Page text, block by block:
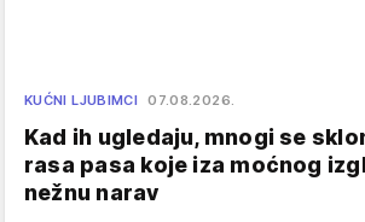
KUĆNI LJUBIMCI 07.08.2026.
Kad ih ugledaju, mnogi se
rasa pasa koje iza moćnog
nežnu narav